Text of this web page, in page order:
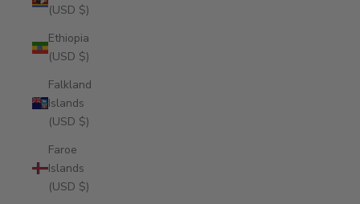
(USD $)
Ethiopia
(USD $)
Falkland
Islands
(USD $)
Faroe
Islands
(USD $)